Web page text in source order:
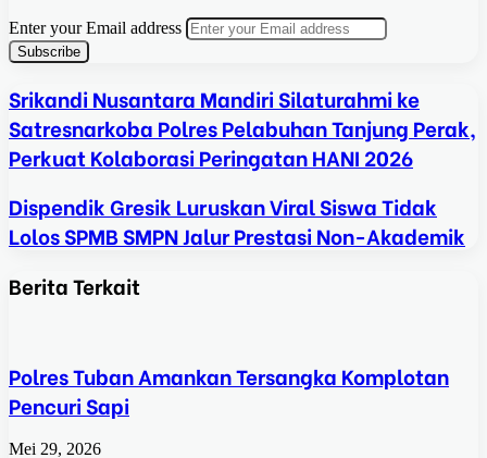
Enter your Email address
Srikandi Nusantara Mandiri Silaturahmi ke
Satresnarkoba Polres Pelabuhan Tanjung Perak,
Perkuat Kolaborasi Peringatan HANI 2026
Dispendik Gresik Luruskan Viral Siswa Tidak
Lolos SPMB SMPN Jalur Prestasi Non-Akademik
Berita Terkait
Polres Tuban Amankan Tersangka Komplotan
Pencuri Sapi
Mei 29, 2026